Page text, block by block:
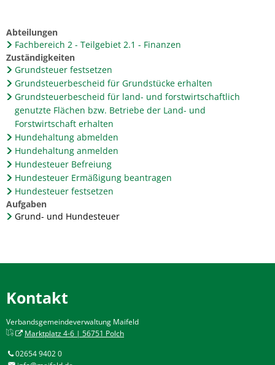
Abteilungen
Fachbereich 2 - Teilgebiet 2.1 - Finanzen
Zuständigkeiten
Grundsteuer festsetzen
Grundsteuerbescheid für Grundstücke erhalten
Grundsteuerbescheid für land- und forstwirtschaftlich
genutzte Flächen bzw. Betriebe der Land- und
Forstwirtschaft erhalten
Hundehaltung abmelden
Hundehaltung anmelden
Hundesteuer Befreiung
Hundesteuer Ermäßigung beantragen
Hundesteuer festsetzen
Aufgaben
Grund- und Hundesteuer
Kontakt
Verbandsgemeindeverwaltung Maifeld
Marktplatz 4-6 | 56751 Polch
02654 9402 0